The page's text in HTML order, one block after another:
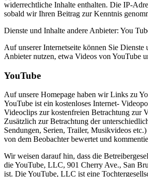
widerrechtliche Inhalte enthalten. Die IP-
sobald wir Ihren Beitrag zur Kenntnis
Dienste und Inhalte andere Anbieter: You
Auf unserer Internetseite können Sie Dienste
Anbieter nutzen, etwa Videos von YouTube
YouTube
Auf unsere Homepage haben wir Links zu
YouTube ist ein kostenloses Internet-
Videoclips zur kostenfreien Betrachtung zur
Zusätzlich zur Betrachtung der
Sendungen, Serien, Trailer, Musikvideos
von dem Beobachter bewertet und
Wir weisen darauf hin, dass die
die YouTube, LLC, 901 Cherry Ave., San
ist. Die YouTube, LLC ist eine